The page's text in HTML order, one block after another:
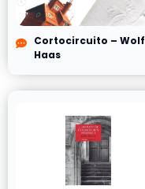
Cortocircuito – Wolf
Haas